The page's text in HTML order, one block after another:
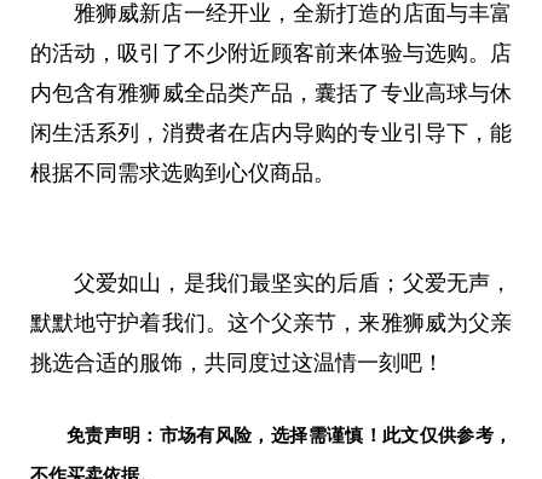
雅狮威新店一经开业，全新打造的店面与丰富
的活动，吸引了不少附近顾客前来体验与选购。店
内包含有雅狮威全品类产品，囊括了专业高球与休
闲生活系列，消费者在店内导购的专业引导下，能
根据不同需求选购到心仪商品。
父爱如山，是我们最坚实的后盾；父爱无声，
默默地守护着我们。这个父亲节，来雅狮威为父亲
挑选合适的服饰，共同度过这温情一刻吧！
免责声明：市场有风险，选择需谨慎！此文仅供参考，